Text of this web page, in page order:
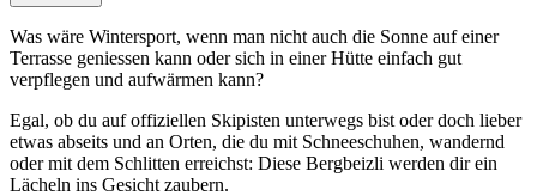
Was wäre Wintersport, wenn man nicht auch die Sonne auf einer
Terrasse geniessen kann oder sich in einer Hütte einfach gut
verpflegen und aufwärmen kann?
Egal, ob du auf offiziellen Skipisten unterwegs bist oder doch lieber
etwas abseits und an Orten, die du mit Schneeschuhen, wandernd
oder mit dem Schlitten erreichst: Diese Bergbeizli werden dir ein
Lächeln ins Gesicht zaubern.